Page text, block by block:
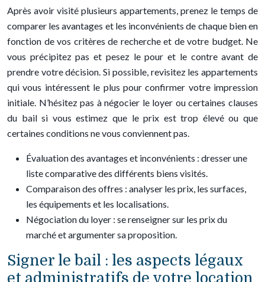
Après avoir visité plusieurs appartements, prenez le temps de
comparer les avantages et les inconvénients de chaque bien en
fonction de vos critères de recherche et de votre budget. Ne
vous précipitez pas et pesez le pour et le contre avant de
prendre votre décision. Si possible, revisitez les appartements
qui vous intéressent le plus pour confirmer votre impression
initiale. N’hésitez pas à négocier le loyer ou certaines clauses
du bail si vous estimez que le prix est trop élevé ou que
certaines conditions ne vous conviennent pas.
Évaluation des avantages et inconvénients : dresser une
liste comparative des différents biens visités.
Comparaison des offres : analyser les prix, les surfaces,
les équipements et les localisations.
Négociation du loyer : se renseigner sur les prix du
marché et argumenter sa proposition.
Signer le bail : les aspects légaux
et administratifs de votre location